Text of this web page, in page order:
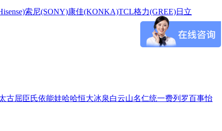
索尼(SONY)康佳(KONKA)TCL格力(GREE)日立
古屈臣氏依能娃哈哈恒大冰泉白云山名仁统一费列罗百事怡